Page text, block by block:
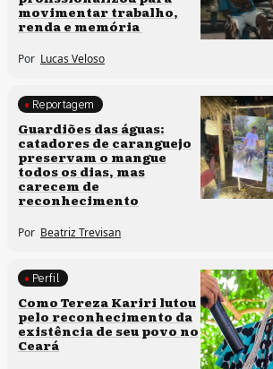
movimentar trabalho,
renda e memória
Por Lucas Veloso
Clima e cultura
Reportagem
Guardiões das águas:
catadores de caranguejo
preservam o mangue
todos os dias, mas
carecem de
reconhecimento
Por Beatriz Trevisan
Comunidades tradicionais
Perfil
Como Tereza Kariri lutou
pelo reconhecimento da
existência de seu povo no
Ceará